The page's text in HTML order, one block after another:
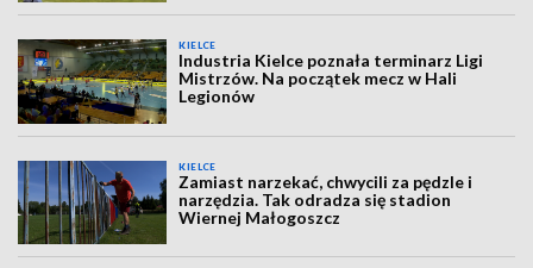
KIELCE
Industria Kielce poznała terminarz Ligi
Mistrzów. Na początek mecz w Hali
Legionów
KIELCE
Zamiast narzekać, chwycili za pędzle i
narzędzia. Tak odradza się stadion
Wiernej Małogoszcz